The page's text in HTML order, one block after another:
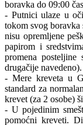
boravka do 09:00
- Putnici ulaze u
tokom svog boravka
nisu opremljene
papirom i
promena
drugačije navedeno).
- Mere kreveta u
standard za
krevet (za 2 osobe)
- U pojedinim
pomoćni kreveti.